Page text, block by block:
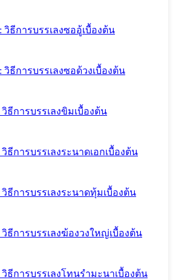
วิธีการบรรเลงซออู้เบื้องต้น
วิธีการบรรเลงซอด้วงเบื้องต้น
วิธีการบรรเลงขิมเบื้องต้น
วิธีการบรรเลงระนาดเอกเบื้องต้น
วิธีการบรรเลงระนาดทุ้มเบื้องต้น
วิธีการบรรเลงฆ้องวงใหญ่เบื้องต้น
วิธีการบรรเลงโทนรํามะนาเบื้องต้น